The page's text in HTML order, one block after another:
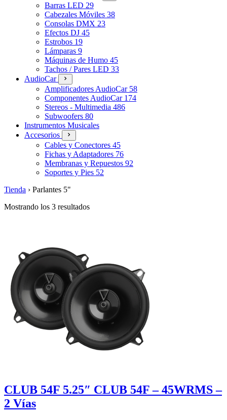
Barras LED 29
Cabezales Móviles 38
Consolas DMX 23
Efectos DJ 45
Estrobos 19
Lámparas 9
Máquinas de Humo 45
Tachos / Pares LED 33
AudioCar
Amplificadores AudioCar 58
Componentes AudioCar 174
Stereos - Multimedia 486
Subwoofers 80
Instrumentos Musicales
Accesorios
Cables y Conectores 45
Fichas y Adaptadores 76
Membranas y Repuestos 92
Soportes y Pies 52
Tienda › Parlantes 5"
Mostrando los 3 resultados
CLUB 54F 5.25″ CLUB 54F – 45WRMS –
2 Vías